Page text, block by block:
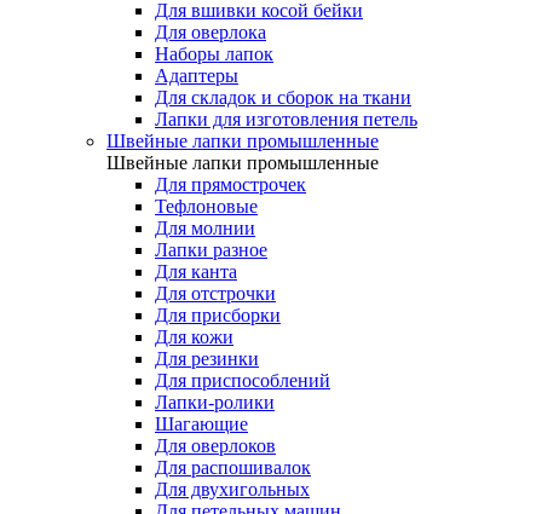
Для вшивки косой бейки
Для оверлока
Наборы лапок
Адаптеры
Для складок и сборок на ткани
Лапки для изготовления петель
Швейные лапки промышленные
Швейные лапки промышленные
Для прямострочек
Тефлоновые
Для молнии
Лапки разное
Для канта
Для отстрочки
Для присборки
Для кожи
Для резинки
Для приспособлений
Лапки-ролики
Шагающие
Для оверлоков
Для распошивалок
Для двухигольных